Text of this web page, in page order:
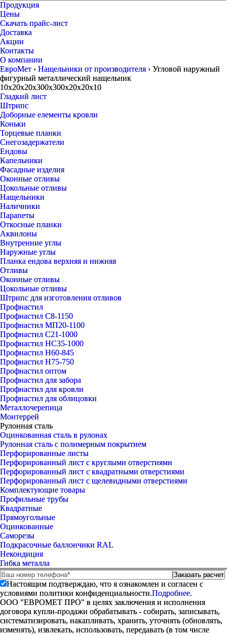
Продукция
Цены
Скачать прайс-лист
Доставка
Акции
Контакты
О компании
ЕвроМет › Нащельники от производителя › Угловой наружный
фигурный металлический нащельник
10х20х20х300х300х20х20х10
Гладкий лист
Штрипс
Доборные елементы кровли
Коньки
Торцевые планки
Снегозадержатели
Ендовы
Капельники
Фасадные изделия
Оконные отливы
Цокольные отливы
Нащельники
Наличники
Парапеты
Откосные планки
Аквилоны
Внутренние углы
Наружные углы
Планка ендова верхняя и нижняя
Отливы
Оконные отливы
Цокольные отливы
Штрипс для изготовления отливов
Профнастил
Профнастил С8-1150
Профнастил МП20-1100
Профнастил С21-1000
Профнастил НС35-1000
Профнастил Н60-845
Профнастил Н75-750
Профнастил оптом
Профнастил для забора
Профнастил для кровли
Профнастил для облицовки
Металлочерепица
Монтеррей
Рулонная сталь
Оцинкованная сталь в рулонах
Рулонная сталь с полимерным покрытием
Перфорированные листы
Перфорированный лист с круглыми отверстиями
Перфорированный лист с квадратными отверстиями
Перфорированный лист с щелевидными отверстиями
Комплектующие товары
Профильные трубы
Квадратные
Прямоугольные
Оцинкованные
Саморезы
Подкрасочные баллончики RAL
Некондиция
Гибка металла
Настоящим подтверждаю, что я ознакомлен и согласен с
условиями политики конфиденциальности.Подробнее.
ООО "ЕВРОМЕТ ПРО" в целях заключения и исполнения
договора купли-продажи обрабатывать - собирать, записывать,
систематизировать, накапливать, хранить, уточнять (обновлять,
изменять), извлекать, использовать, передавать (в том числе